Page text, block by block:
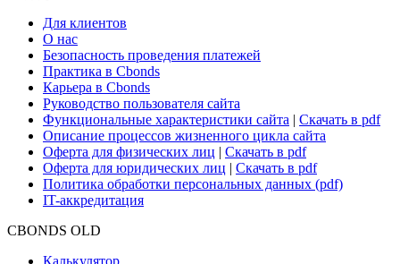
Глоссарий
Поддержка
Для клиентов
О нас
Безопасность проведения платежей
Практика в Cbonds
Карьера в Cbonds
Руководство пользователя сайта
Функциональные характеристики сайта|Скачать в pdf
Описание процессов жизненного цикла сайта
Оферта для юридических лиц